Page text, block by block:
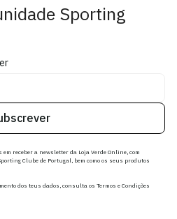
Sporting
receber a newsletter da Loja Verde Online, com
Clube de Portugal, bem como os seus produtos
dos teus dados, consulta os Termos e Condições